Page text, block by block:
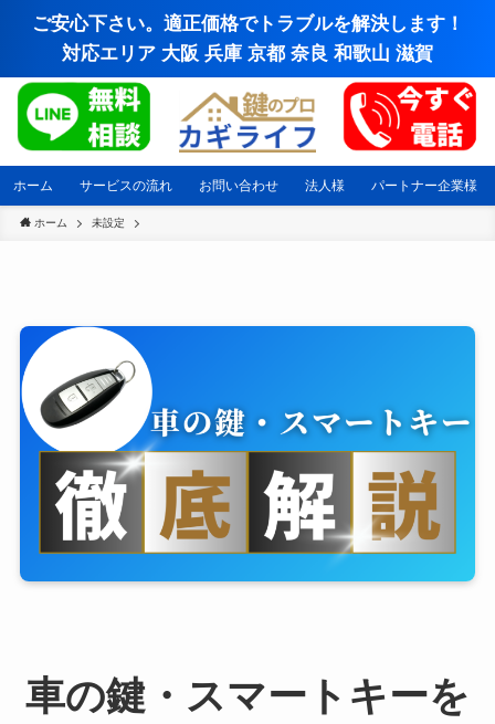
ご安心下さい。適正価格でトラブルを解決します！
対応エリア 大阪 兵庫 京都 奈良 和歌山 滋賀
ホーム サービスの流れ お問い合わせ 法人様 パートナー企業様
ホーム 未設定
車の鍵・スマートキーを